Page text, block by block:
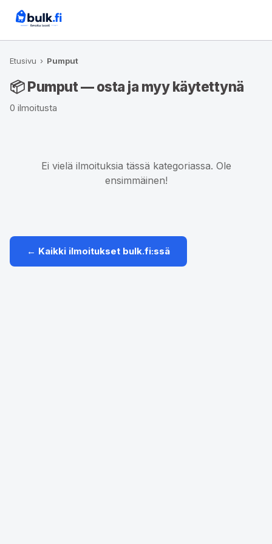
Etusivu › Pumput
📦 Pumput — osta ja myy käytettynä
0 ilmoitusta
Ei vielä ilmoituksia tässä kategoriassa. Ole
ensimmäinen!
← Kaikki ilmoitukset bulk.fi:ssä